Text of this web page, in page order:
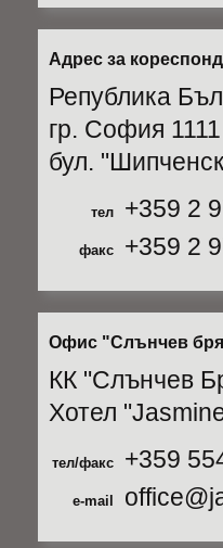
Адрес за
Република
гр. София 1111
бул.
тел +359 2
факс +359 2
Офис "Слънчев
КК "Слънчев
Хотел
тел/факс +359
e-mail